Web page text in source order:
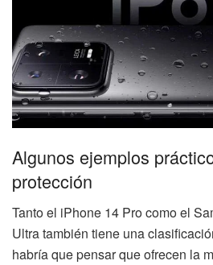
Algunos ejemplos
protección
Tanto el iPhone 14 Pro como el
Ultra también tiene una
habría que pensar que ofrecen la